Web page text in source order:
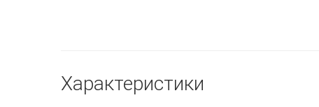
Характеристики